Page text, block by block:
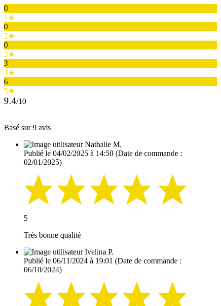
0
1★
0
2★
0
3★
3
4★
6
5★
9.4/10
Basé sur 9 avis
Nathalie M.
Publié le 04/02/2025 à 14:50 (Date de commande :
02/01/2025)
5
Très bonne qualité
Ivelina P.
Publié le 06/11/2024 à 19:01 (Date de commande :
06/10/2024)